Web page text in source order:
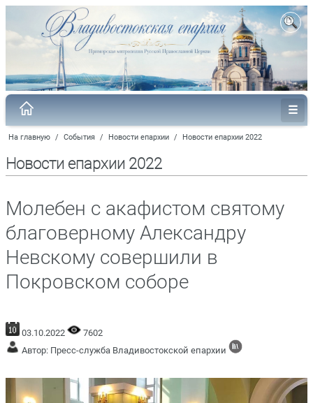
На главную / События / Новости епархии / Новости епархии 2022
Новости епархии 2022
Молебен с акафистом святому
благоверному Александру
Невскому совершили в
Покровском соборе
03.10.2022
7602
Автор: Пресс-служба Владивостокской епархии